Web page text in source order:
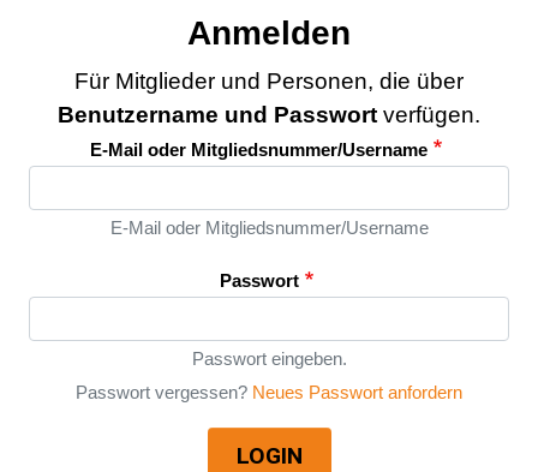
Anmelden
Für Mitglieder und Personen, die über
Benutzername und Passwort verfügen.
E-Mail oder Mitgliedsnummer/Username
E-Mail oder Mitgliedsnummer/Username
Passwort
Passwort eingeben.
Passwort vergessen? Neues Passwort anfordern
LOGIN